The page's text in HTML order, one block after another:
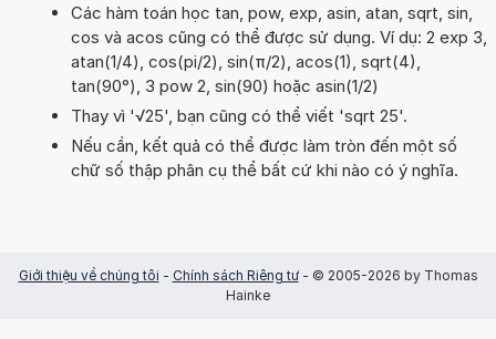
Các hàm toán học tan, pow, exp, asin, atan, sqrt, sin,
cos và acos cũng có thể được sử dụng. Ví dụ: 2 exp 3,
atan(1/4), cos(pi/2), sin(π/2), acos(1), sqrt(4),
tan(90°), 3 pow 2, sin(90) hoặc asin(1/2)
Thay vì '√25', bạn cũng có thể viết 'sqrt 25'.
Nếu cần, kết quả có thể được làm tròn đến một số
chữ số thập phân cụ thể bất cứ khi nào có ý nghĩa.
Giới thiệu về chúng tôi - Chính sách Riêng tư- © 2005-2026 by Thomas
Hainke